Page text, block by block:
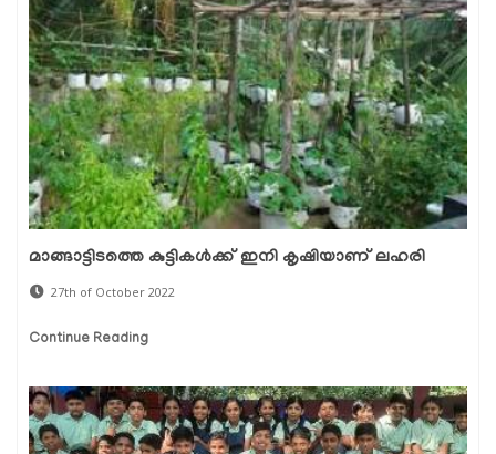
മാങ്ങാട്ടിടത്തെ കുട്ടികള്‍ക്ക് ഇനി കൃഷിയാണ് ലഹരി
27th of October 2022
Continue Reading